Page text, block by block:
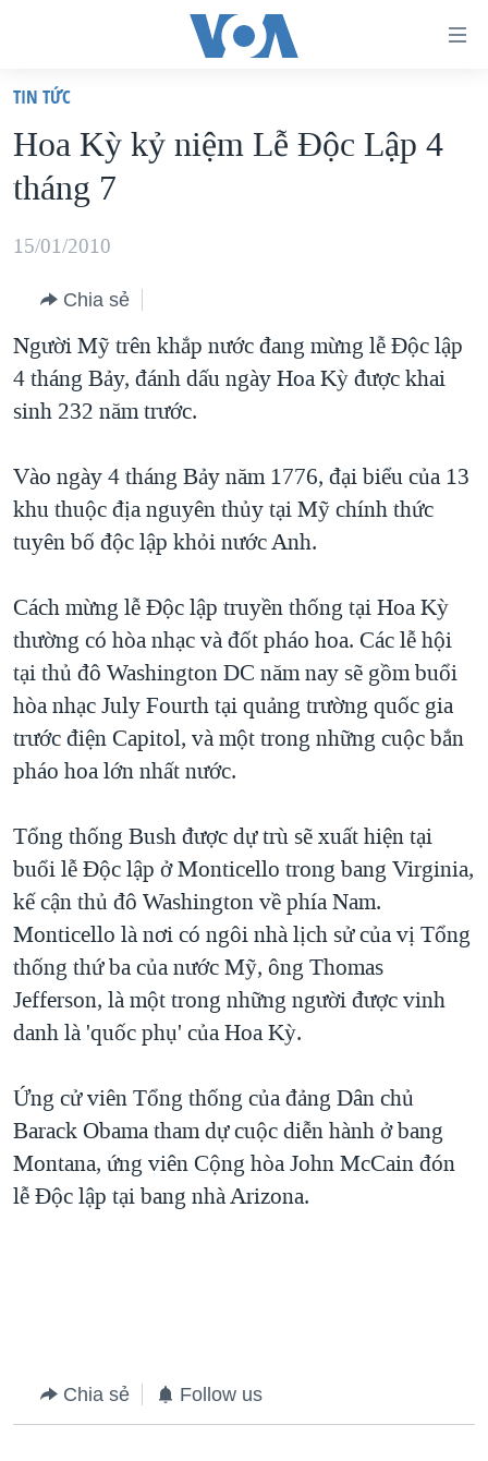
truy
cập
Tới
dung
chính
điều
hướng
chính
tới
"Tìm"
VIỆT NAM
HOA KỲ
BIỂN ĐÔNG
BLOG
DIỄN ĐÀN
MỤC
VẠCH TRẦN TIN GIẢ
NGƯỜI VIỆT HẢI NGOẠI
ĐỜI SỐNG
KHOA HỌC
SỨC KHOẺ
VĂN HOÁ
THỂ THAO
CHIẾN TRANH THƯƠNG MẠI CỦA MỸ: QUÁ KHỨ VÀ HIỆN
HÀNH TRÌNH BẦU CỬ 2024
GIẢI MÃ VÀNH ĐAI & CON ĐƯỜNG
NGÀY TỊ NẠN THẾ GIỚI
TRỊNH VĨNH BÌNH - NGƯỜI HẠ 'BÊN THẮNG CUỘC'
GROUND ZERO – XƯA VÀ NAY
CHI PHÍ CHIẾN TRANH AFGHANISTAN
THƯỢNG ĐỈNH TRUMP-KIM TẠI VIỆT NAM
TRỊNH VĨNH BÌNH VS. CHÍNH PHỦ VIỆT NAM
NGƯ DÂN VIỆT VÀ LÀN SÓNG TRỘM HẢI SÂM
BÊN KIA QUỐC LỘ: TIẾNG VỌNG TỪ NÔNG THÔN MỸ
QUAN HỆ VIỆT MỸ
HỌC TIẾNG ANH
VIDEO
NGHE
MẠNG XÃ HỘI
Ngôn ngữ khác
TIN TỨC
Hoa Kỳ kỷ niệm Lễ Độc Lập 4
tháng 7
15/01/2010
Chia sẻ
Người Mỹ trên khắp nước đang mừng lễ Độc lập
4 tháng Bảy, đánh dấu ngày Hoa Kỳ được khai
sinh 232 năm trước.
Vào ngày 4 tháng Bảy năm 1776, đại biểu của 13
khu thuộc địa nguyên thủy tại Mỹ chính thức
tuyên bố độc lập khỏi nước Anh.
Cách mừng lễ Độc lập truyền thống tại Hoa Kỳ
thường có hòa nhạc và đốt pháo hoa. Các lễ hội
tại thủ đô Washington DC năm nay sẽ gồm buổi
hòa nhạc July Fourth tại quảng trường quốc gia
trước điện Capitol, và một trong những cuộc bắn
pháo hoa lớn nhất nước.
Tổng thống Bush được dự trù sẽ xuất hiện tại
buổi lễ Độc lập ở Monticello trong bang Virginia,
kế cận thủ đô Washington về phía Nam.
Monticello là nơi có ngôi nhà lịch sử của vị Tổng
thống thứ ba của nước Mỹ, ông Thomas
Jefferson, là một trong những người được vinh
danh là 'quốc phụ' của Hoa Kỳ.
Ứng cử viên Tổng thống của đảng Dân chủ
Barack Obama tham dự cuộc diễn hành ở bang
Montana, ứng viên Cộng hòa John McCain đón
lễ Độc lập tại bang nhà Arizona.
Chia sẻ Follow us